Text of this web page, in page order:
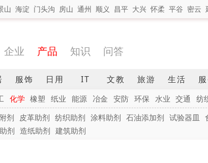
山 海淀 门头沟 房山 通州 顺义 昌平 大兴 怀柔 平谷 密云
企业 产品 知识 问答
服饰 日用 IT 文教 旅游 生活
化学 橡塑 纸业 能源 冶金 安防 环保 水业 交通 纺
剂 皮革助剂 纺织助剂 涂料助剂 石油添加剂 试验器皿
剂 造纸助剂 建筑助剂